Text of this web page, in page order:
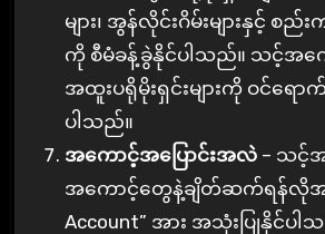
များ၊ အွန်လိုင်းဂိမ်းများနှင့် စည်း
ကို စီမံခန့်ခွဲနိုင်ပါသည်။ သင့်အက
အထူးပရိုမိုးရှင်းများကို ဝင်ရော
ပါသည်။
အကောင့်အပြောင်းအလဲ – သင့်
အကောင့်တွေနဲ့ချိတ်ဆက်ရန်လိုအပ်
Account” အား အသုံးပြုနိုင်